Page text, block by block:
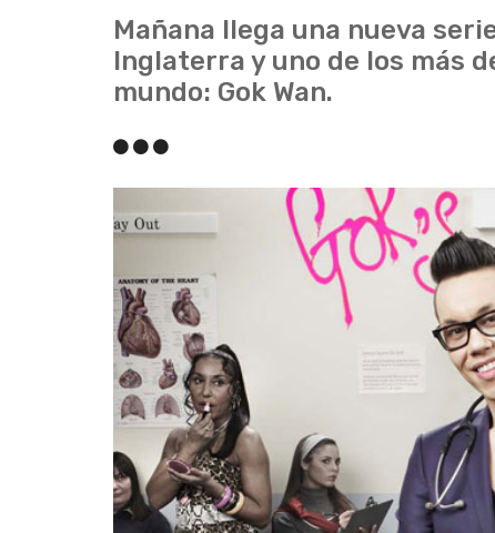
Mañana llega una nueva
Inglaterra y uno de los más
mundo: Gok Wan.